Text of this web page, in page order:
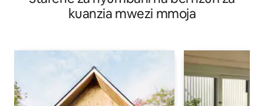
kuanzia mwezi mmoja